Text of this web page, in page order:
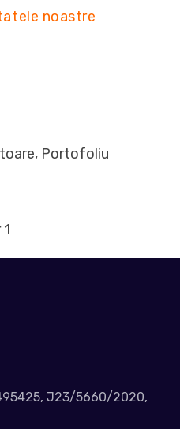
noastre
, Portofoliu
J23/5660/2020,